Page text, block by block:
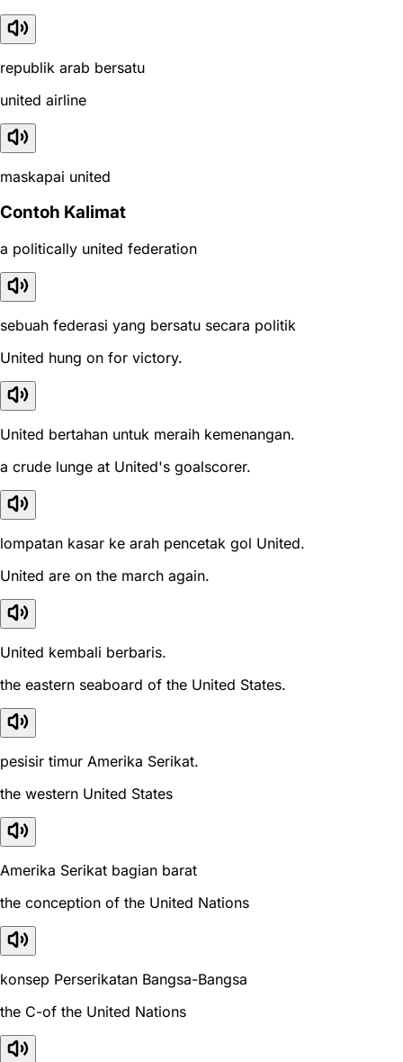
republik arab bersatu
united airline
maskapai united
Contoh Kalimat
a politically united federation
sebuah federasi yang bersatu secara politik
United hung on for victory.
United bertahan untuk meraih kemenangan.
a crude lunge at United's goalscorer.
lompatan kasar ke arah pencetak gol United.
United are on the march again.
United kembali berbaris.
the eastern seaboard of the United States.
pesisir timur Amerika Serikat.
the western United States
Amerika Serikat bagian barat
the conception of the United Nations
konsep Perserikatan Bangsa-Bangsa
the C-of the United Nations